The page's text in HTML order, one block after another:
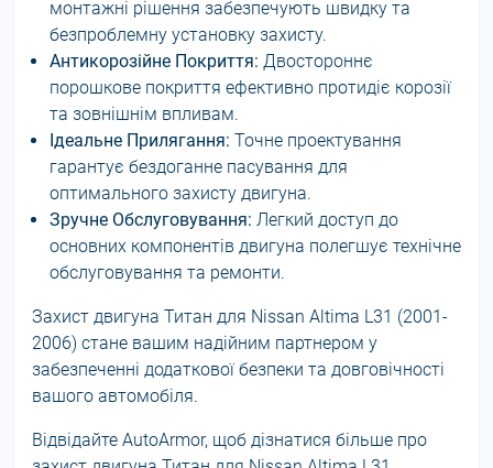
монтажні рішення забезпечують швидку та
безпроблемну установку захисту.
Антикорозійне Покриття: Двостороннє
порошкове покриття ефективно протидіє корозії
та зовнішнім впливам.
Ідеальне Прилягання: Точне проектування
гарантує бездоганне пасування для
оптимального захисту двигуна.
Зручне Обслуговування: Легкий доступ до
основних компонентів двигуна полегшує технічне
обслуговування та ремонти.
Захист двигуна Титан для Nissan Altima L31 (2001-
2006) стане вашим надійним партнером у
забезпеченні додаткової безпеки та довговічності
вашого автомобіля.
Відвідайте AutoArmor, щоб дізнатися більше про